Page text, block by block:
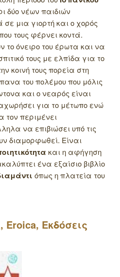
δύο νέων παιδιών
σε μια γιορτή και ο χορός
τους φέρνει κοντά.
το όνειρο του έρωτα και να
τους με ελπίδα για το
κοινή τους πορεία στη
του πολέμου που μόλις
και ο νεαρός είναι
για το μέτωπο ενώ
τον περιμένει
να επιβιώσει υπό τις
διαμορφωθεί. Είναι
και η αφήγηση
ένα εξαίσιο βιβλίο
όπως η πλατεία του
Eroica, Εκδόσεις